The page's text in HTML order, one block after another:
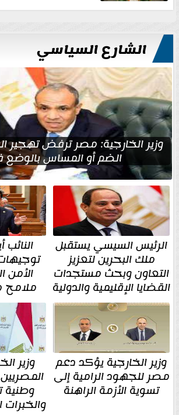
الشارع السياسي
وزير الخارجية: مصر ترفض تهجير
الضم أو المساس
الرئيس السيسي يستقبل
ملك البحرين لتعزيز
التعاون وبحث مستجدات
القضايا الإقليمية والدولية
الأمن
ملامح
وزير الخارجية يؤكد دعم
مصر للجهود الرامية إلى
تسوية الأزمة الراهنة
وزير
وطنية
والخبرات